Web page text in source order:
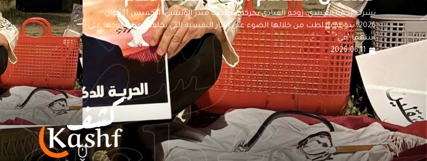
نشرت رحمة العبيدي، زوجة القيادي بحركة النهضة منذر الونيسي، الخميس 11 جوان
2026، تدوينة سلطت من خلالها الضوء على الآثار النفسية التي يخلفها غياب زوجها على
ابنتهما "مي".
2026.06.11